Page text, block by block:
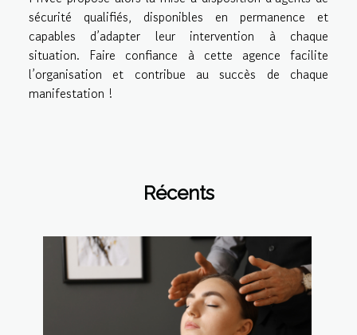
sécurité qualifiés, disponibles en permanence et
capables d’adapter leur intervention à chaque
situation. Faire confiance à cette agence facilite
l’organisation et contribue au succès de chaque
manifestation !
Récents